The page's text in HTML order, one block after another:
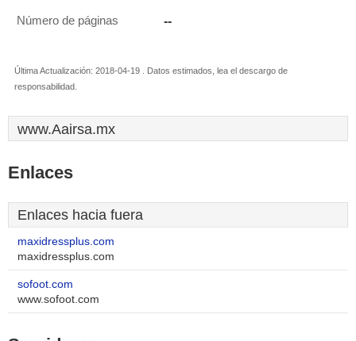
Número de páginas --
Última Actualización: 2018-04-19 . Datos estimados, lea el descargo de
responsabilidad.
www.Aairsa.mx
Enlaces
Enlaces hacia fuera
maxidressplus.com
maxidressplus.com
sofoot.com
www.sofoot.com